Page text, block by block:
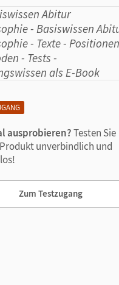
ausprobieren?Testen Sie
unverbindlich und
Zum Testzugang